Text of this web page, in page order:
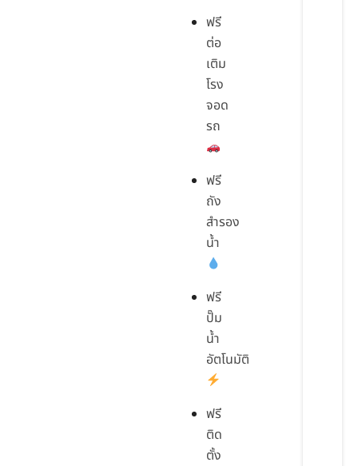
ฟรี
ต่อ
เติม
โรง
จอด
รถ
ฟรี
ถัง
สำรอง
น้ำ
ฟรี
ปั๊ม
น้ำ
อัตโนมัติ
ฟรี
ติด
ตั้ง